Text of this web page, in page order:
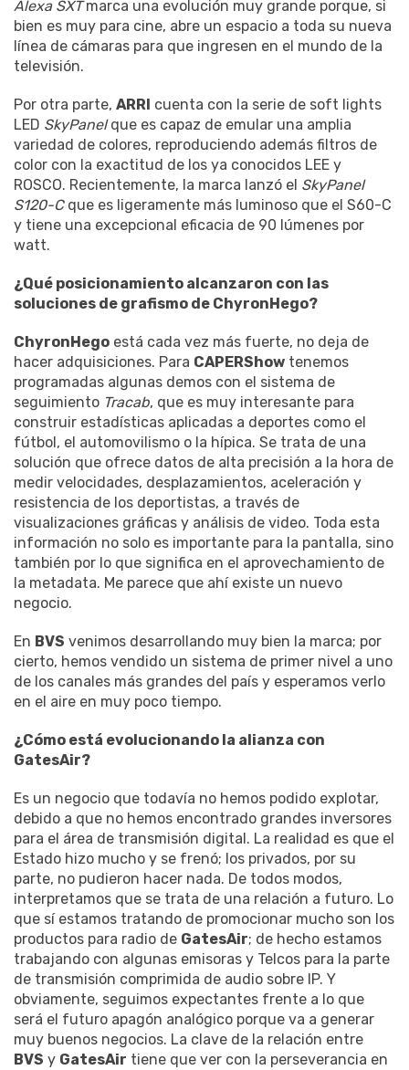
Alexa SXTmarca una evolución muy grande porque, si
bien es muy para cine, abre un espacio a toda su nueva
línea de cámaras para que ingresen en el mundo de la
televisión.
Por otra parte, ARRI cuenta con la serie de soft lights
LED SkyPanelque es capaz de emular una amplia
variedad de colores, reproduciendo además filtros de
color con la exactitud de los ya conocidos LEE y
ROSCO. Recientemente, la marca lanzó el SkyPanel
S120-Cque es ligeramente más luminoso que el S60-C
y tiene una excepcional eficacia de 90 lúmenes por
watt.
¿Qué posicionamiento alcanzaron con las
soluciones de grafismo de ChyronHego?
ChyronHego está cada vez más fuerte, no deja de
hacer adquisiciones. Para CAPERShow tenemos
programadas algunas demos con el sistema de
seguimiento Tracab, que es muy interesante para
construir estadísticas aplicadas a deportes como el
fútbol, el automovilismo o la hípica. Se trata de una
solución que ofrece datos de alta precisión a la hora de
medir velocidades, desplazamientos, aceleración y
resistencia de los deportistas, a través de
visualizaciones gráficas y análisis de video. Toda esta
información no solo es importante para la pantalla, sino
también por lo que significa en el aprovechamiento de
la metadata. Me parece que ahí existe un nuevo
negocio.
En BVS venimos desarrollando muy bien la marca; por
cierto, hemos vendido un sistema de primer nivel a uno
de los canales más grandes del país y esperamos verlo
en el aire en muy poco tiempo.
¿Cómo está evolucionando la alianza con
GatesAir?
Es un negocio que todavía no hemos podido explotar,
debido a que no hemos encontrado grandes inversores
para el área de transmisión digital. La realidad es que el
Estado hizo mucho y se frenó; los privados, por su
parte, no pudieron hacer nada. De todos modos,
interpretamos que se trata de una relación a futuro. Lo
que sí estamos tratando de promocionar mucho son los
productos para radio de GatesAir; de hecho estamos
trabajando con algunas emisoras y Telcos para la parte
de transmisión comprimida de audio sobre IP. Y
obviamente, seguimos expectantes frente a lo que
será el futuro apagón analógico porque va a generar
muy buenos negocios. La clave de la relación entre
BVS y GatesAir tiene que ver con la perseverancia en